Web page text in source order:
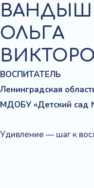
ОЛЬГА
ВОСПИТАТЕЛЬ
Ленинградская
МДОБУ «Детский сад
Удивление — шаг к